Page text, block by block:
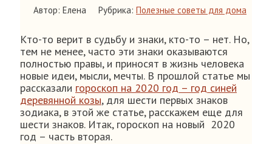
Автор: Елена Рубрика: Полезные советы для дома
Кто-то верит в судьбу и знаки, кто-то – нет. Но,
тем не менее, часто эти знаки оказываются
полностью правы, и приносят в жизнь человека
новые идеи, мысли, мечты. В прошлой статье мы
рассказали гороскоп на 2020 год – год синей
деревянной козы, для шести первых знаков
зодиака, в этой же статье, расскажем еще для
шести знаков. Итак, гороскоп на новый 2020
год – часть вторая.